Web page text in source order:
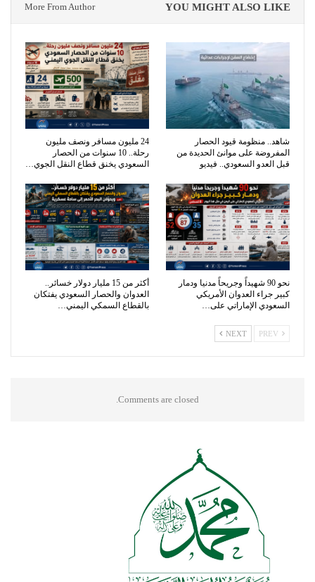
YOU MIGHT ALSO LIKE
More From Author
شاهد.. منظومة قيود الحصار
المفروضة على موانئ الحديدة من
قبل العدو السعودي.. فيديو
24 مليون مسافر ونصف مليون
رحلة.. 10 سنوات من الحصار
السعودي يخنق قطاع النقل الجوي…
نحو 90 شهيداً وجريحاً مدنيا ودمار
كبير جراء العدوان الأمريكي
السعودي الإماراتي على…
أكثر من 15 مليار دولار خسائر..
العدوان والحصار السعودي يفتكان
بالقطاع السمكي اليمني…
NEXT
Comments are closed.